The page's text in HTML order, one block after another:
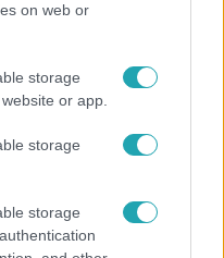
on web or
storage
or app.
storage
storage
miatt visszalépő